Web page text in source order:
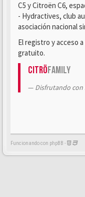
C5 y Citroën C6,
- Hydractives, club
asociación nacional
El registro y acceso
gratuito.
CitröFamily
Disfrutando
Funcionando con phpBB -